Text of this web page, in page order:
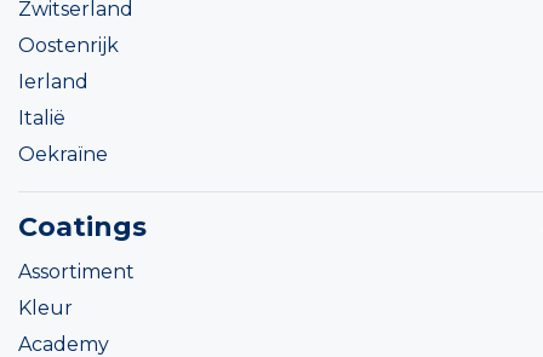
Zwitserland
Oostenrijk
Ierland
Italië
Oekraïne
Coatings
Assortiment
Kleur
Academy